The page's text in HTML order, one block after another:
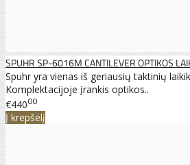
SPUHR SP-6016M CANTILEVER OPTIKOS
Spuhr yra vienas iš geriausių taktinių
Komplektacijoje įrankis optikos..
€44000
Į krepšelį